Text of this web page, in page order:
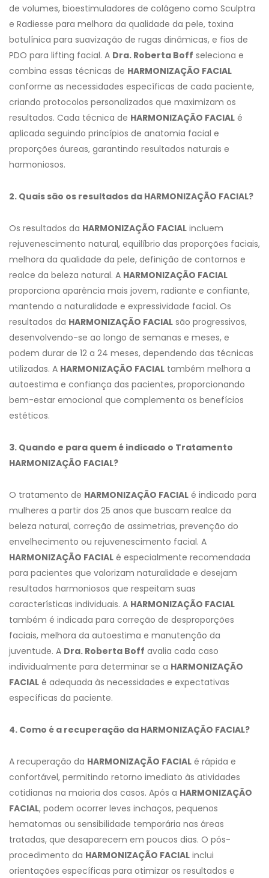
de volumes, bioestimuladores de colágeno como Sculptra
e Radiesse para melhora da qualidade da pele, toxina
botulínica para suavização de rugas dinâmicas, e fios de
PDO para lifting facial. A Dra. Roberta Boff seleciona e
combina essas técnicas de HARMONIZAÇÃO FACIAL
conforme as necessidades específicas de cada paciente,
criando protocolos personalizados que maximizam os
resultados. Cada técnica de HARMONIZAÇÃO FACIAL é
aplicada seguindo princípios de anatomia facial e
proporções áureas, garantindo resultados naturais e
harmoniosos.
2. Quais são os resultados da HARMONIZAÇÃO FACIAL?
Os resultados da HARMONIZAÇÃO FACIAL incluem
rejuvenescimento natural, equilíbrio das proporções faciais,
melhora da qualidade da pele, definição de contornos e
realce da beleza natural. A HARMONIZAÇÃO FACIAL
proporciona aparência mais jovem, radiante e confiante,
mantendo a naturalidade e expressividade facial. Os
resultados da HARMONIZAÇÃO FACIAL são progressivos,
desenvolvendo-se ao longo de semanas e meses, e
podem durar de 12 a 24 meses, dependendo das técnicas
utilizadas. A HARMONIZAÇÃO FACIAL também melhora a
autoestima e confiança das pacientes, proporcionando
bem-estar emocional que complementa os benefícios
estéticos.
3. Quando e para quem é indicado o Tratamento
HARMONIZAÇÃO FACIAL?
O tratamento de HARMONIZAÇÃO FACIAL é indicado para
mulheres a partir dos 25 anos que buscam realce da
beleza natural, correção de assimetrias, prevenção do
envelhecimento ou rejuvenescimento facial. A
HARMONIZAÇÃO FACIAL é especialmente recomendada
para pacientes que valorizam naturalidade e desejam
resultados harmoniosos que respeitam suas
características individuais. A HARMONIZAÇÃO FACIAL
também é indicada para correção de desproporções
faciais, melhora da autoestima e manutenção da
juventude. A Dra. Roberta Boff avalia cada caso
individualmente para determinar se a HARMONIZAÇÃO
FACIAL é adequada às necessidades e expectativas
específicas da paciente.
4. Como é a recuperação da HARMONIZAÇÃO FACIAL?
A recuperação da HARMONIZAÇÃO FACIAL é rápida e
confortável, permitindo retorno imediato às atividades
cotidianas na maioria dos casos. Após a HARMONIZAÇÃO
FACIAL, podem ocorrer leves inchaços, pequenos
hematomas ou sensibilidade temporária nas áreas
tratadas, que desaparecem em poucos dias. O pós-
procedimento da HARMONIZAÇÃO FACIAL inclui
orientações específicas para otimizar os resultados e